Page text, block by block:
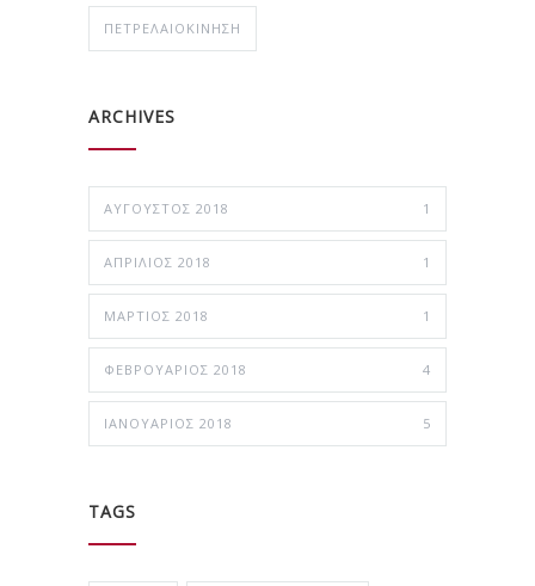
ΠΕΤΡΕΛΑΙΟΚΊΝΗΣΗ
ARCHIVES
ΑΎΓΟΥΣΤΟΣ 2018 1
ΑΠΡΊΛΙΟΣ 2018 1
ΜΆΡΤΙΟΣ 2018 1
ΦΕΒΡΟΥΆΡΙΟΣ 2018 4
ΙΑΝΟΥΆΡΙΟΣ 2018 5
TAGS